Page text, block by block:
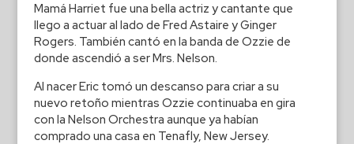
Mamá Harriet fue una bella actriz y cantante que
llego a actuar al lado de Fred Astaire y Ginger
Rogers. También cantó en la banda de Ozzie de
donde ascendió a ser Mrs. Nelson.
Al nacer Eric tomó un descanso para criar a su
nuevo retoño mientras Ozzie continuaba en gira
con la Nelson Orchestra aunque ya habían
comprado una casa en Tenafly, New Jersey.